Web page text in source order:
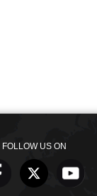
FOLLOW US ON